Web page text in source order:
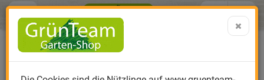
Produktkatalog
0 ARTIKEL IM WARENKORB
Menü Search
Nützlinge gegen Vogelmilben